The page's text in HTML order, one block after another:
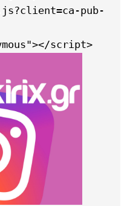
pub-
script>